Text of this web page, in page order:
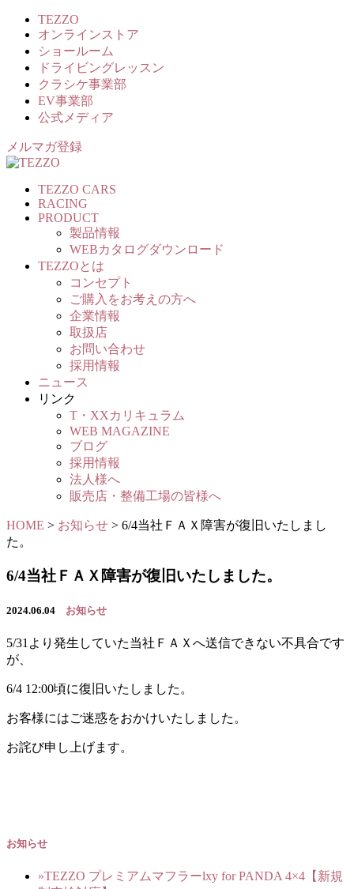
TEZZO
オンラインストア
ショールーム
ドライビングレッスン
クラシケ事業部
EV事業部
公式メディア
メルマガ登録
TEZZO CARS
RACING
PRODUCT
製品情報
WEBカタログダウンロード
TEZZOとは
コンセプト
ご購入をお考えの方へ
企業情報
取扱店
お問い合わせ
採用情報
ニュース
リンク
T・XXカリキュラム
WEB MAGAZINE
ブログ
採用情報
法人様へ
販売店・整備工場の皆様へ
HOME > お知らせ > 6/4当社ＦＡＸ障害が復旧いたしまし
た。
6/4当社ＦＡＸ障害が復旧いたしました。
2024.06.04 お知らせ
5/31より発生していた当社ＦＡＸへ送信できない不具合です
が、
6/4 12:00頃に復旧いたしました。
お客様にはご迷惑をおかけいたしました。
お詫び申し上げます。
お知らせ
»TEZZO プレミアムマフラーlxy for PANDA 4×4【新規